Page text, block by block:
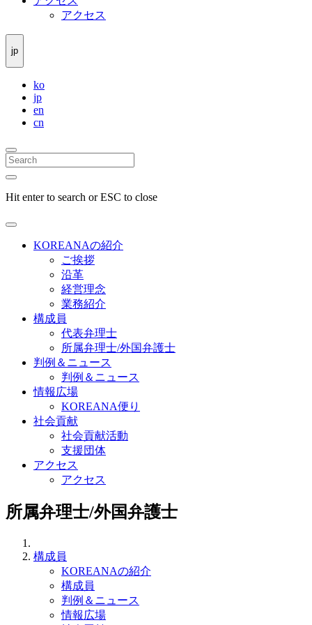
アクセス
jp
ko
jp
en
cn
Hit enter to search or ESC to close
KOREANAの紹介
ご挨拶
沿革
経営理念
業務紹介
構成員
代表弁理士
所属弁理士/外国弁護士
判例＆ニュース
判例＆ニュース
情報広場
KOREANA便り
社会貢献
社会貢献活動
支援団体
アクセス
アクセス
所属弁理士/外国弁護士
構成員
KOREANAの紹介
構成員
判例＆ニュース
情報広場